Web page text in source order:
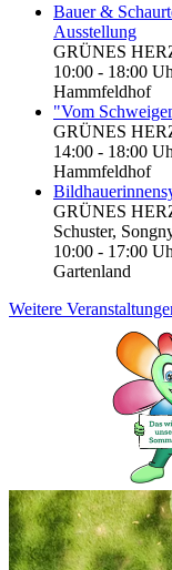
Bauer &
Ausstellung
GRÜNES
10:00 - 18:00
Hammfeldhof
"Vom
GRÜNES
14:00 - 18:00
Hammfeldhof
GRÜNES
Schuster,
10:00 - 17:00
Gartenland
Weitere